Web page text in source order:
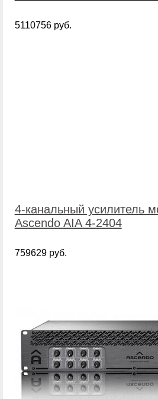
5110756 руб.
4-канальный усилитель
Ascendo AIA 4-2404
759629 руб.